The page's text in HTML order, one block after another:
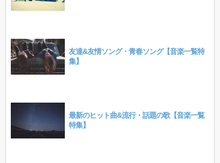
友達&友情ソング・青春ソング【音楽一覧特
集】
最新のヒット曲&流行・話題の歌【音楽一覧
特集】